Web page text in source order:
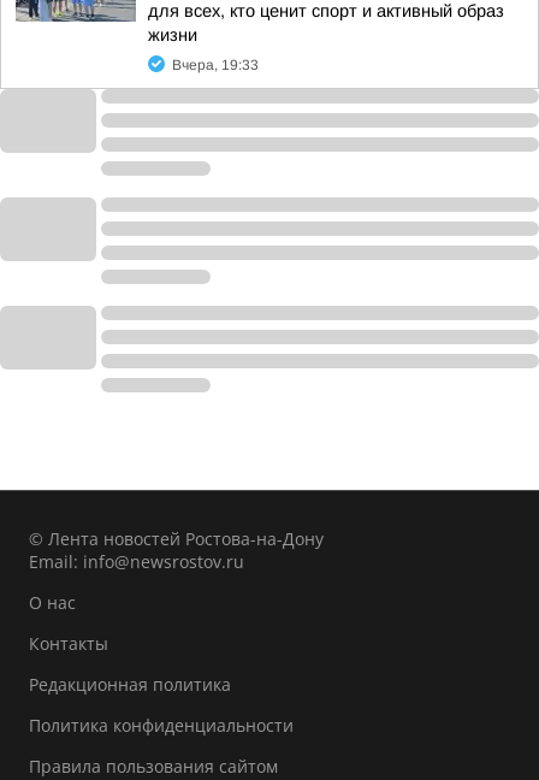
для всех, кто ценит спорт и активный образ
жизни
Вчера, 19:33
© Лента новостей Ростова-на-Дону
Email: info@newsrostov.ru
О нас
Контакты
Редакционная политика
Политика конфиденциальности
Правила пользования сайтом